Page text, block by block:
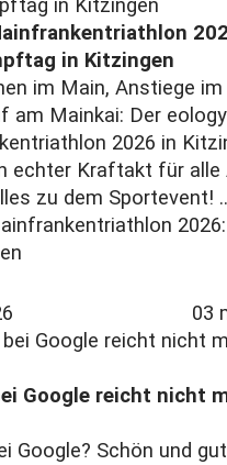
in Kitzingen
im Main, Anstiege im
am Mainkai: Der eology
2026 in
echter Kraftakt für alle
zu dem Sportevent!
03
Google reicht nicht
Google? Schön und